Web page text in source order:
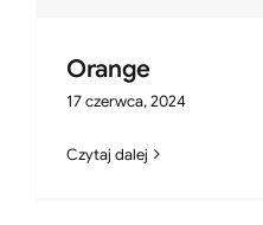
Orange
17 czerwca, 2024
Czytaj dalej